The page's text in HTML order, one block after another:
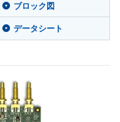
ブロック図
データシート